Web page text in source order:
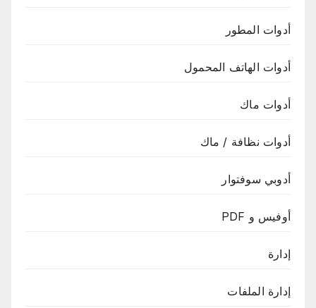
أدوات المطور
أدوات الهاتف المحمول
أدوات ماك
أدوات نظافة / ماك
أدوبي سوفتوار
أوفيس و PDF
إدارة
إدارة الملفات